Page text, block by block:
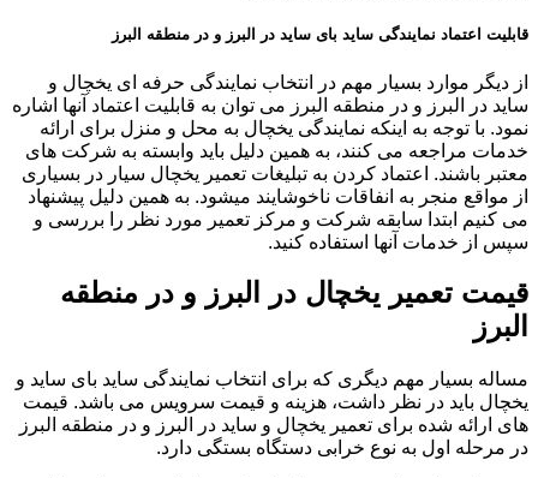
قابلیت اعتماد نمایندگی ساید بای ساید در البرز و در منطقه البرز
از دیگر موارد بسیار مهم در انتخاب نمایندگی حرفه ای یخچال و
ساید در البرز و در منطقه البرز می توان به قابلیت اعتماد آنها اشاره
نمود. با توجه به اینکه نمایندگی یخچال به محل و منزل برای ارائه
خدمات مراجعه می کنند، به همین دلیل باید وابسته به شرکت های
معتبر باشند. اعتماد کردن به تبلیغات تعمیر یخچال سیار در بسیاری
از مواقع منجر به انفاقات ناخوشایند میشود. به همین دلیل پیشنهاد
می کنیم ابتدا سابقه شرکت و مرکز تعمیر مورد نظر را بررسی و
سپس از خدمات آنها استفاده کنید.
قیمت تعمیر یخچال در البرز و در منطقه
البرز
مساله بسیار مهم دیگری که برای انتخاب نمایندگی ساید بای ساید و
یخچال باید در نظر داشت، هزینه و قیمت سرویس می باشد. قیمت
های ارائه شده برای تعمیر یخچال و ساید در البرز و در منطقه البرز
در مرحله اول به نوع خرابی دستگاه بستگی دارد.